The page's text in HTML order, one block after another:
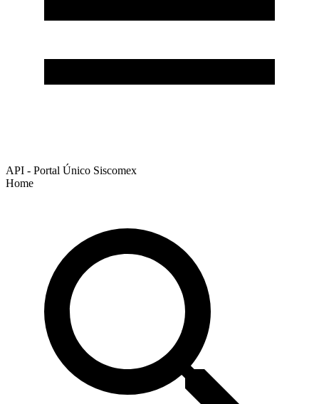
API - Portal Único Siscomex
Home